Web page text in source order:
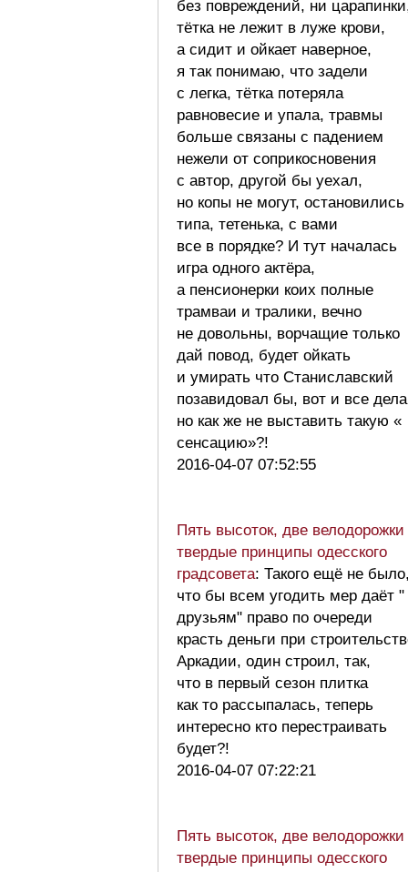
без повреждений, ни
тётка не лежит в луже крови,
а сидит и ойкает наверное,
я так понимаю, что задели
с легка, тётка потеряла
равновесие и упала, травмы
больше связаны с падением
нежели от соприкосновения
с автор, другой бы уехал,
но копы не могут, остановились
типа, тетенька, с вами
все в порядке? И тут началась
игра одного актёра,
а пенсионерки коих полные
трамваи и тралики, вечно
не довольны, ворчащие только
дай повод, будет ойкать
и умирать что Станиславский
позавидовал бы, вот и все
но как же не выставить такую «
сенсацию»?!
2016-04-07 07:52:55
Пять высоток, две
твердые принципы одесского
градсовета: Такого ещё не
что бы всем угодить мер даёт "
друзьям" право по очереди
красть деньги при
Аркадии, один строил, так,
что в первый сезон плитка
как то рассыпалась, теперь
интересно кто перестраивать
будет?!
2016-04-07 07:22:21
Пять высоток, две
твердые принципы одесского